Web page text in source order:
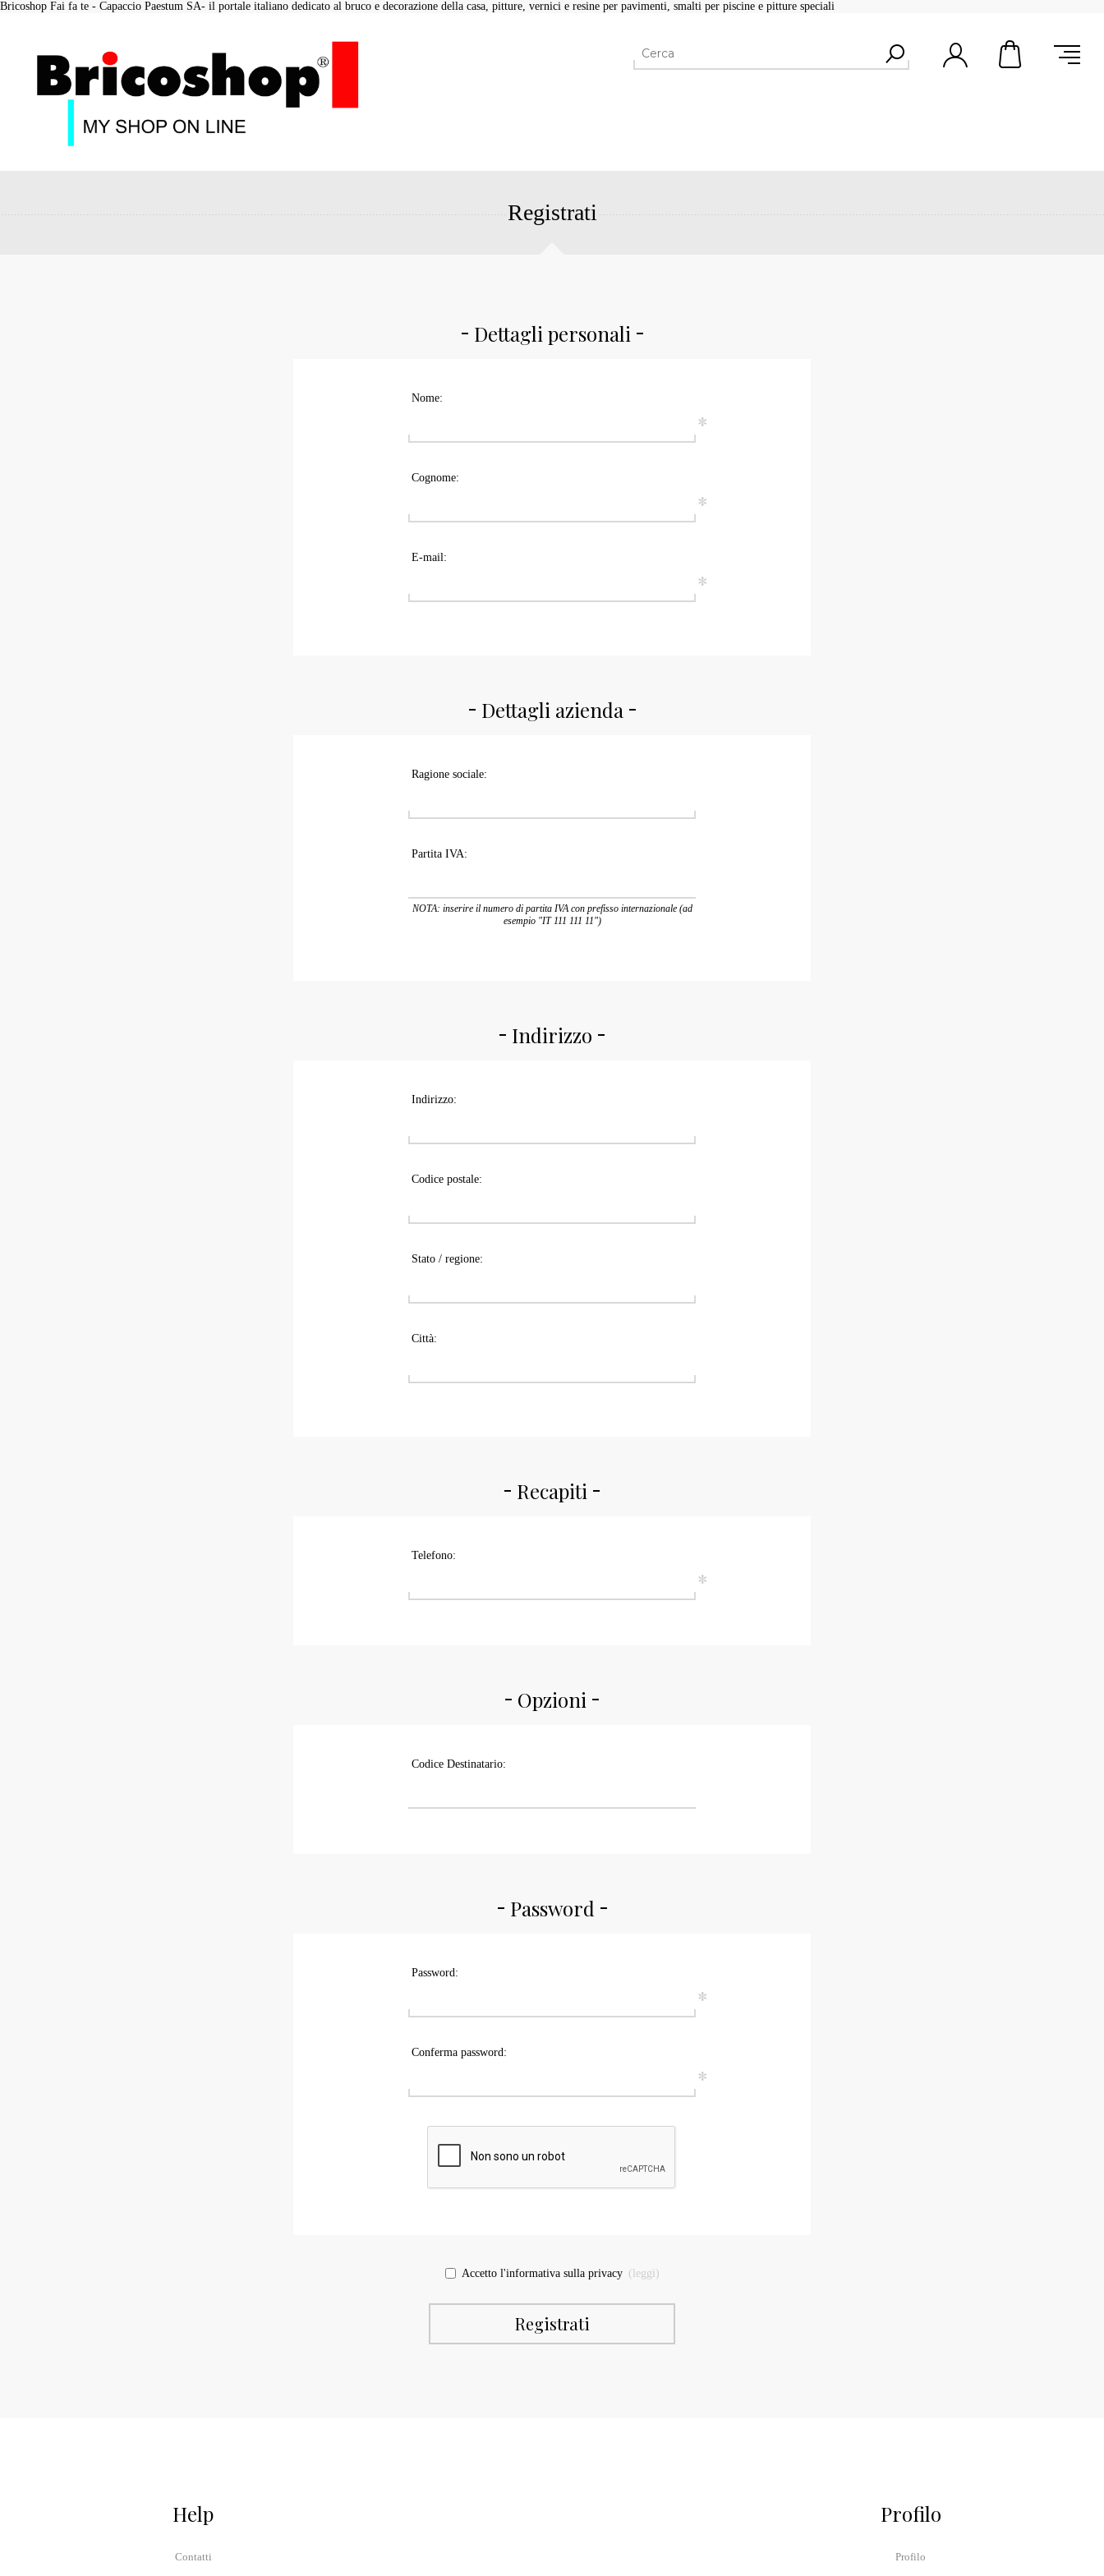
Bricoshop Fai fa te - Capaccio Paestum SA- il portale italiano dedicato al bruco e decorazione della casa, pitture, vernici e resine per pavimenti, smalti per piscine e pitture speciali
Registrati
Dettagli personali
Nome:
*
Cognome:
*
E-mail:
*
Dettagli azienda
Ragione sociale:
Partita IVA:
NOTA: inserire il numero di partita IVA con prefisso internazionale (ad
esempio "IT 111 111 11")
Indirizzo
Indirizzo:
Codice postale:
Stato / regione:
Città:
Recapiti
Telefono:
*
Opzioni
Codice Destinatario:
Password
Password:
*
Conferma password:
*
Accetto l'informativa sulla privacy (leggi)
Help
Contatti
Profilo
Profilo